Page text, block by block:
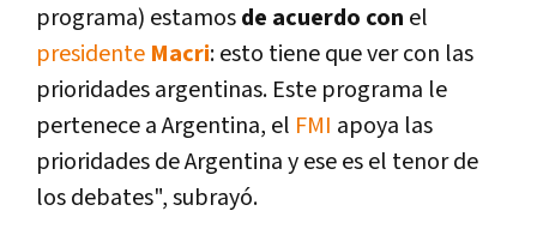
programa) estamosde acuerdo con el
presidente Macri: esto tiene que ver con las
prioridades argentinas. Este programa le
pertenece a Argentina, el FMI apoya las
prioridades de Argentina y ese es el tenor de
los debates", subrayó.